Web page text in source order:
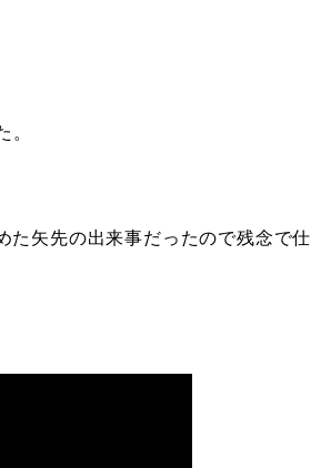
。
た矢先の出来事だったので残念で仕